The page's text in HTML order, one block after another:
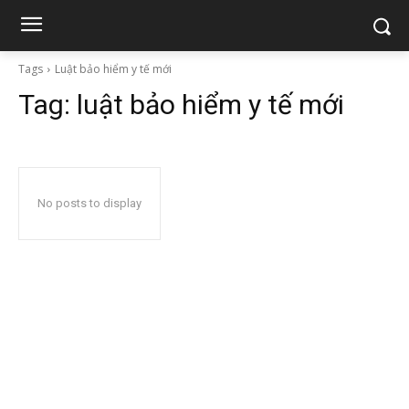
Tags Luật bảo hiểm y tế mới
Tag: luật bảo hiểm y tế mới
No posts to display